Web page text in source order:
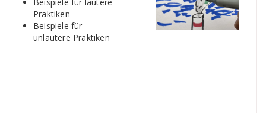
Beispiele für lautere
Praktiken
Beispiele für
unlautere Praktiken